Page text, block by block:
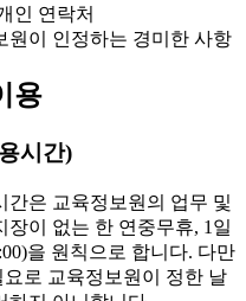
인 연락처
이 인정하는 경미한 사항
용
시간)
간은 교육정보원의 업무 및
장이 없는 한 연중무휴, 1일
을 원칙으로 합니다. 다만
로 교육정보원이 정한 날